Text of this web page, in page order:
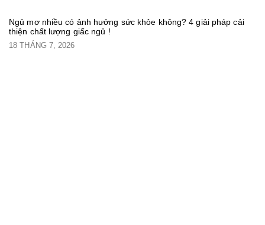
Ngủ mơ nhiều có ảnh hưởng sức khỏe không? 4 giải pháp cải
thiện chất lượng giấc ngủ !
18 THÁNG 7, 2026